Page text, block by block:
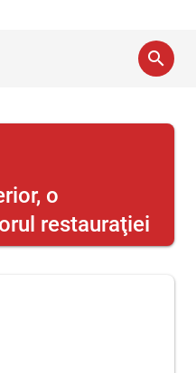
search
o
restauraţiei